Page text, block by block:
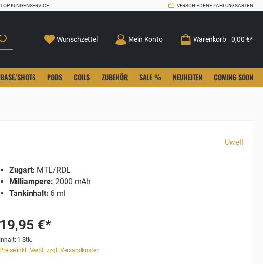
TOP KUNDENSERVICE VERSCHIEDENE ZAHLUNGSARTEN
Wunschzettel Mein Konto Warenkorb 0,00 €*
BASE/SHOTS PODS COILS ZUBEHÖR SALE % NEUHEITEN COMING SOON
Uwell
Zugart: MTL/RDL
Milliampere: 2000 mAh
Tankinhalt: 6 ml
19,95 €*
Inhalt: 1 Stk.
Preise inkl. MwSt. zzgl. Versandkosten